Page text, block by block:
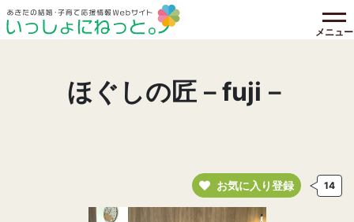
メニュー
ほぐしの匠－fuji－
お気に入り登録 14